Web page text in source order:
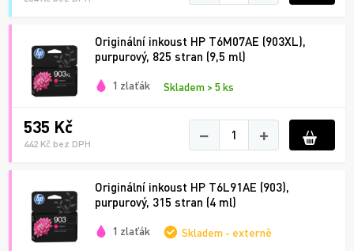
Originální inkoust HP T6M07AE (903XL),
purpurový, 825 stran (9,5 ml)
1 zlaťák Skladem > 5 ks
535 Kč
442 Kč bez DPH − +
Originální inkoust HP T6L91AE (903),
purpurový, 315 stran (4 ml)
1 zlaťák Skladem - externě